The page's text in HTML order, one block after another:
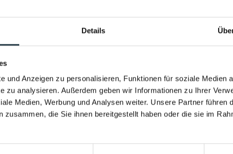
Details
und Anzeigen zu personalisieren, Funktionen für soziale Medien
zu analysieren. Außerdem geben wir Informationen zu Ihrer
Medien, Werbung und Analysen weiter. Unsere Partner führen
zusammen, die Sie ihnen bereitgestellt haben oder die sie im
Heated year-round. With a view of the high-
the Pitztal Valley.
Come home feeling stronger than when you